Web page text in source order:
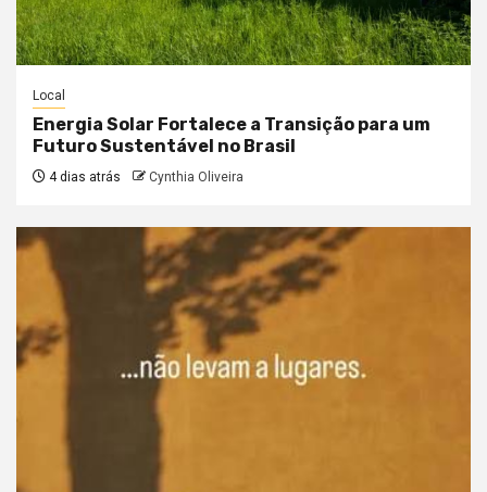
Local
Energia Solar Fortalece a Transição para um
Futuro Sustentável no Brasil
4 dias atrás Cynthia Oliveira